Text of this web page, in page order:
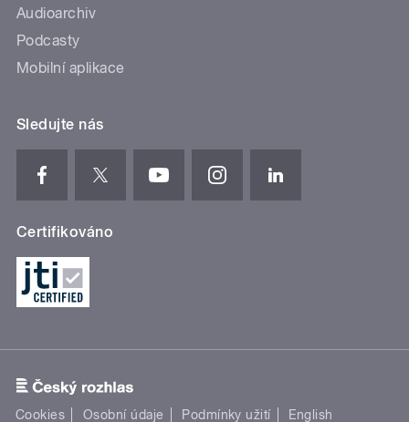
Audioarchiv
Podcasty
Mobilní aplikace
Sledujte nás
Certifikováno
Cookies Osobní údaje Podmínky užití English